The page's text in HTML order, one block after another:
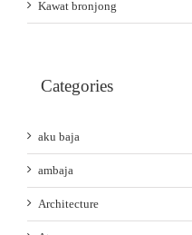
Kawat bronjong
Categories
aku baja
ambaja
Architecture